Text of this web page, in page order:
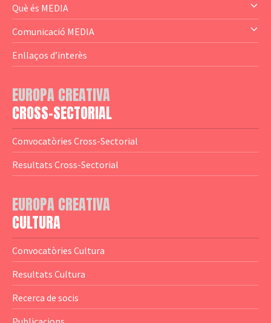
— Audience Cluster
— Altres
Què és MEDIA
— El subprograma MEDIA
— Agència Executiva
— Logotips
Comunicació MEDIA
— Estrenes a Catalunya
— Notícies
— Guies MEDIA
— Altres Guies
— Presentacions
— Estudis
— Anuaris
— Catàlegs
— Estadístiques
Enllaços d’interès
EUROPA CREATIVA
CROSS-SECTORIAL
Convocatòries Cross-Sectorial
Resultats Cross-Sectorial
EUROPA CREATIVA
CULTURA
Convocatòries Cultura
Resultats Cultura
Recerca de socis